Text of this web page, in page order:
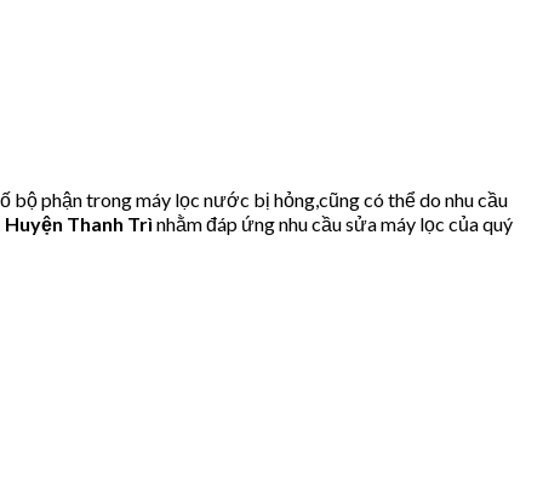
phận trong máy lọc nước bị hỏng,cũng có thể do nhu cầu
Thanh Trì nhằm đáp ứng nhu cầu sửa máy lọc của quý